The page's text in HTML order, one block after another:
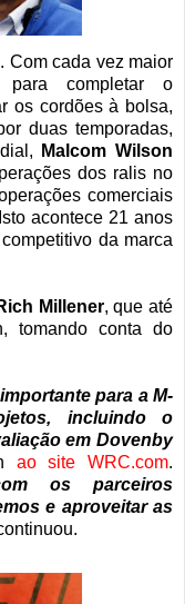
Com cada vez maior
para completar o
os cordões à bolsa,
duas temporadas,
Malcom Wilson
dos ralis no
comerciais
acontece 21 anos
da marca
Millener, que até
tomando conta do
para a M-
incluindo o
em Dovenby
ao site WRC.com.
os parceiros
e aproveitar as